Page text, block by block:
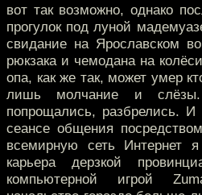
вот так возможно, однако
прогулок под луной
свидание на Ярославском
рюкзака и чемодана на
опа, как же так, может умер
лишь молчание и
попрощались, разбрелись.
сеансе общения
всемирную сеть Интернет
карьера дерзкой
компьютерной игрой